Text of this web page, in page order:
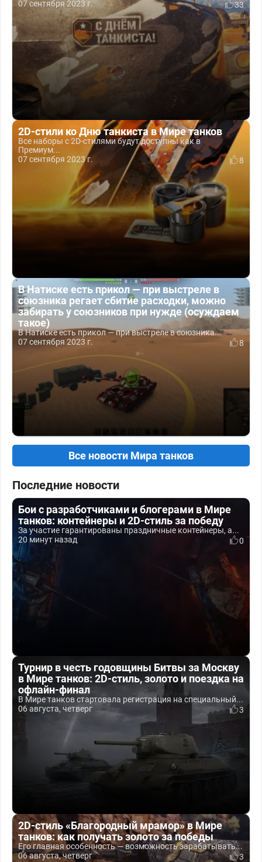
07 сентября 2023 г. 33
2D-стили ко Дню танкиста в Мире танков
Все наборы с 2D-стилями будут доступны как в
Премиум...
07 сентября 2023 г.
8
В Натиске есть прикол — при выстреле в
союзника регает сбитие расходки, можно
забирать у союзников при нужде (осуждаем
такое)
В Натиске есть прикол — при выстреле в союзника...
07 сентября 2023 г.
8
Все новости Мира танков
Последние новости
Бои с разработчиками и блогерами в Мире
танков: контейнеры и 2D-стиль за победу
За участие гарантированы праздничные контейнеры, а...
20 минут назад
0
Турнир в честь годовщины Битвы за Москву
в Мире танков: 2D-стиль, золото и поездка на
офлайн-финал
В Мире танков стартовала регистрация на специальный...
06 августа, четверг
3
2D-стиль «Благородный мрамор» в Мире
танков: как получать золото за победы
Его главная особенность — возможность зарабатывать...
06 августа, четверг
3